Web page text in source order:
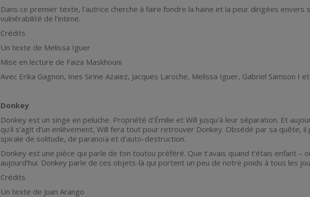
Dans ce premier texte, l’autrice cherche à faire fondre la haine et la peur dirigées envers
vulnérabilité de l’intime.
Crédits
Un texte de Melissa Iguer
Mise en lecture de Faiza Maskhouni
Avec Erika Gagnon, Ines Sirine Azaiez, Jacques Laroche, Melissa Iguer, Gabriel Samson I
Donkey
Donkey est un singe en peluche. Propriété d'Émilie et Will jusqu'à leur séparation. Et
qu’il s’agit d’un enlèvement, Will fera tout pour retrouver Donkey. Obsédé par sa quête,
spirale de solitude, de paranoïa et d'auto-destruction.
Donkey est une pièce qui parle de ton toutou préféré. Que t’avais quand t’étais enfant –
aujourd’hui. Donkey parle de ces objets-là qui portent un peu de notre poids à tous les
Crédits
Un texte de Juan Arango